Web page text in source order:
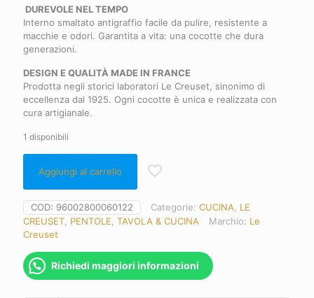
DUREVOLE NEL TEMPO
Interno smaltato antigraffio facile da pulire, resistente a
macchie e odori. Garantita a vita: una cocotte che dura
generazioni.
DESIGN E QUALITÀ MADE IN FRANCE
Prodotta negli storici laboratori Le Creuset, sinonimo di
eccellenza dal 1925. Ogni cocotte è unica e realizzata con
cura artigianale.
1 disponibili
Aggiungi al carrello
COD: 96002800060122 Categorie: CUCINA
LE
CREUSET PENTOLE TAVOLA & CUCINA Marchio: Le
Creuset
Richiedi maggiori informazioni